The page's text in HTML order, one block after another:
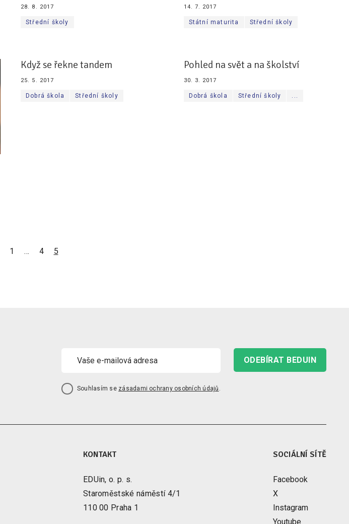
28. 8. 2017
Střední školy
14. 7. 2017
Státní maturita Střední školy
Když se řekne tandem
25. 5. 2017
Dobrá škola Střední školy
Pohled na svět a na školství
30. 3. 2017
Dobrá škola Střední školy
1 … 4 5
Souhlasím se zásadami ochrany osobních údajů
ODEBÍRAT BEDUIN
KONTAKT
EDUin, o. p. s.
Staroměstské náměstí 4/1
110 00 Praha 1
SOCIÁLNÍ SÍTĚ
Facebook
X
Instagram
Youtube